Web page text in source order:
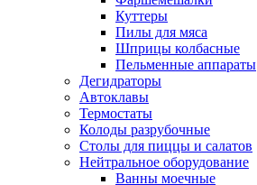
Куттеры
Пилы для мяса
Шприцы колбасные
Пельменные аппараты
Дегидраторы
Автоклавы
Термостаты
Колоды разрубочные
Столы для пиццы и салатов
Нейтральное оборудование
Ванны моечные